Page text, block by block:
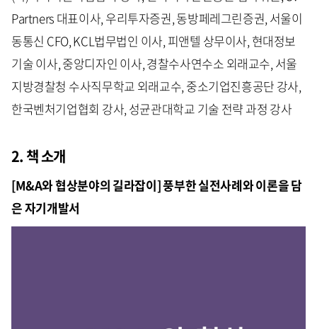
Partners 대표이사, 우리투자증권, 동방페레그린증권, 서울이
동통신 CFO, KCL법무법인 이사, 피앤텔 상무이사, 현대정보
기술 이사, 중앙디자인 이사, 경찰수사연수소 외래교수, 서울
지방경찰청 수사직무학교 외래교수, 중소기업진흥공단 강사,
한국벤처기업협회 강사, 성균관대학교 기술 전략 과정 강사
2. 책 소개
[M&A와 협상분야의 길라잡이] 풍부한 실전사례와 이론을 담
은 자기개발서